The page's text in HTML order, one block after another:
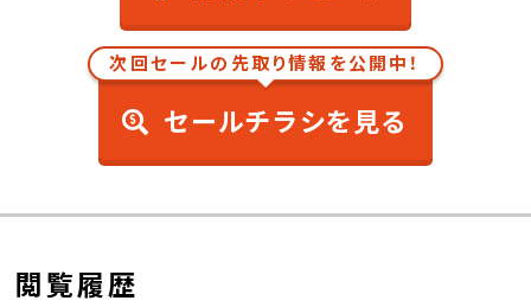
次回セールの先取り情報を公開中！
セールチラシを見る
閲覧履歴